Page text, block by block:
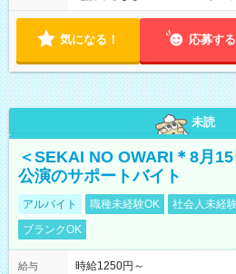
気になる！ 応募する
未読
＜SEKAI NO OWARI＊8月
公演のサポートバイト
アルバイト 職種未経験OK 社会人未経
ブランクOK
給与
時給1250円～